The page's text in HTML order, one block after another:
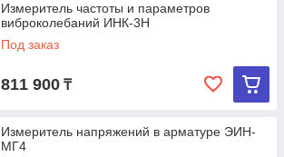
Измеритель частоты и параметров
виброколебаний ИНК-3Н
Под заказ
811 900 ₸
Измеритель напряжений в арматуре ЭИН-
МГ4